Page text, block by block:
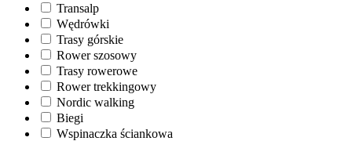
Transalp
Wędrówki
Trasy górskie
Rower szosowy
Trasy rowerowe
Rower trekkingowy
Nordic walking
Biegi
Wspinaczka ściankowa